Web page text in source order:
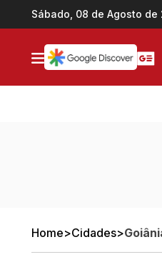
Ir direto pro conteúdo
Sábado, 08 de Agosto de
Home>Cidades>